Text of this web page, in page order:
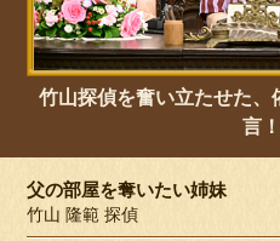
竹山探偵を奮い立たせた
言
父の部屋を奪いたい姉妹
竹山 隆範